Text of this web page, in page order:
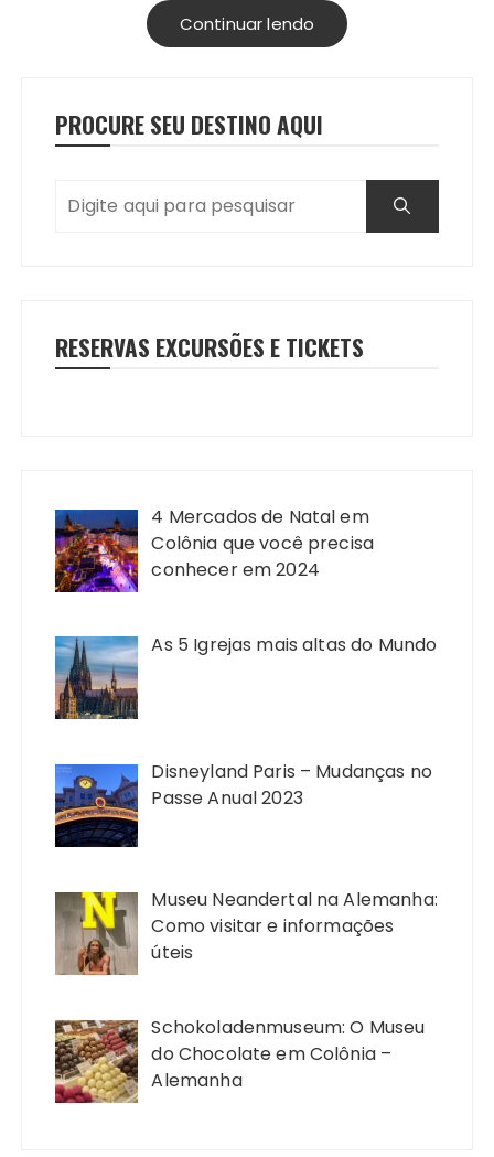
Continuar lendo
PROCURE SEU DESTINO AQUI
RESERVAS EXCURSÕES E TICKETS
4 Mercados de Natal em
Colônia que você precisa
conhecer em 2024
As 5 Igrejas mais altas do Mundo
Disneyland Paris – Mudanças no
Passe Anual 2023
Museu Neandertal na Alemanha:
Como visitar e informações
úteis
Schokoladenmuseum: O Museu
do Chocolate em Colônia –
Alemanha